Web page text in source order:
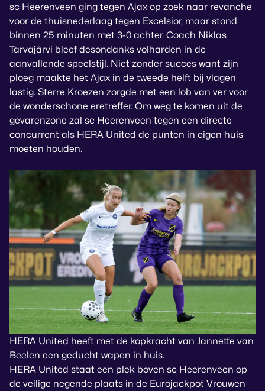
sc Heerenveen ging tegen Ajax op zoek naar revanche
voor de thuisnederlaag tegen Excelsior, maar stond
binnen 25 minuten met 3-0 achter. Coach Niklas
Tarvajärvi bleef desondanks volharden in de
aanvallende speelstijl. Niet zonder succes want zijn
ploeg maakte het Ajax in de tweede helft bij vlagen
lastig. Sterre Kroezen zorgde met een lob van ver voor
de wonderschone eretreffer. Om weg te komen uit de
gevarenzone zal sc Heerenveen tegen een directe
concurrent als HERA United de punten in eigen huis
moeten houden.
HERA United heeft met de kopkracht van Jannette van
Beelen een geducht wapen in huis.
HERA United staat een plek boven sc Heerenveen op
de veilige negende plaats in de Eurojackpot Vrouwen